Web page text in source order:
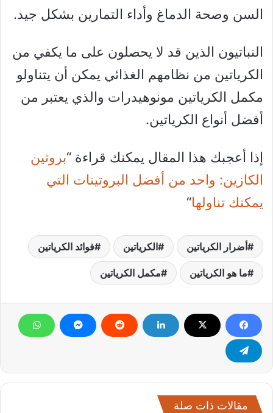
السن وصحة الدماغ وأداء التمارين بشكل جيد.
النباتيون الذين قد لا يحصلون على ما يكفي من
الكرياتين من نظامهم الغذائي يمكن أن يتناولو
مكمل الكرياتين مونوهيدرات والذي يعتبر من
أفضل أنواع الكرياتين.
إذا أعجبك هذا المقال يمكنك قراءة “بروتين
الكازين: واحد من أفضل البروتينات التي
يمكنك تناولها“
أضرار الكرياتين الكرياتين فوائد الكرياتين
ما هو الكرياتين مكمل الكرياتين
مقالات ذات صلة